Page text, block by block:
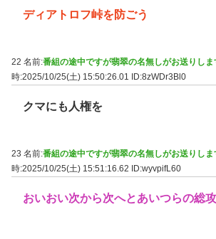
ディアトロフ峠を防ごう
22 名前:番組の途中ですが翡翠の名無しがお送りしま
時:2025/10/25(土) 15:50:26.01
ID:8zWDr3Bl0
クマにも人権を
23 名前:番組の途中ですが翡翠の名無しがお送りしま
時:2025/10/25(土) 15:51:16.62 ID:wyvpifL60
おいおい次から次へとあいつらの総